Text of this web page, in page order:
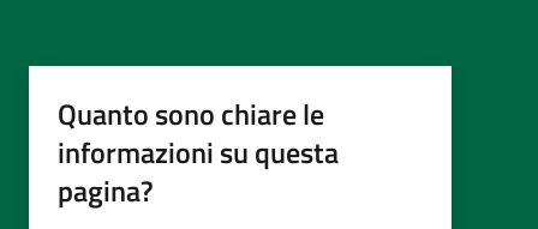
Quanto sono chiare le
informazioni su questa
pagina?